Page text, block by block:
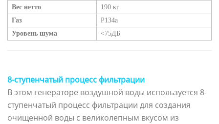
Вес нетто
190 кг
Газ
Р134а
Уровень шума
<75ДБ
8-ступенчатый процесс фильтрации
В этом генераторе воздушной воды используется 8-
ступенчатый процесс фильтрации для создания
очищенной воды с великолепным вкусом из